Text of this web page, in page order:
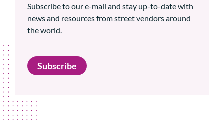
Subscribe to our e-mail and stay up-to-date with
news and resources from street vendors around
the world.
Subscribe